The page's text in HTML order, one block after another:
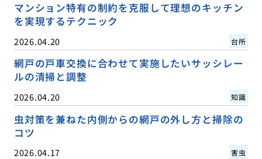
マンション特有の制約を克服して理想のキッチン
を実現するテクニック
2026.04.20 台所
網戸の戸車交換に合わせて実施したいサッシレー
ルの清掃と調整
2026.04.20 知識
虫対策を兼ねた内側からの網戸の外し方と掃除の
コツ
2026.04.17 害虫